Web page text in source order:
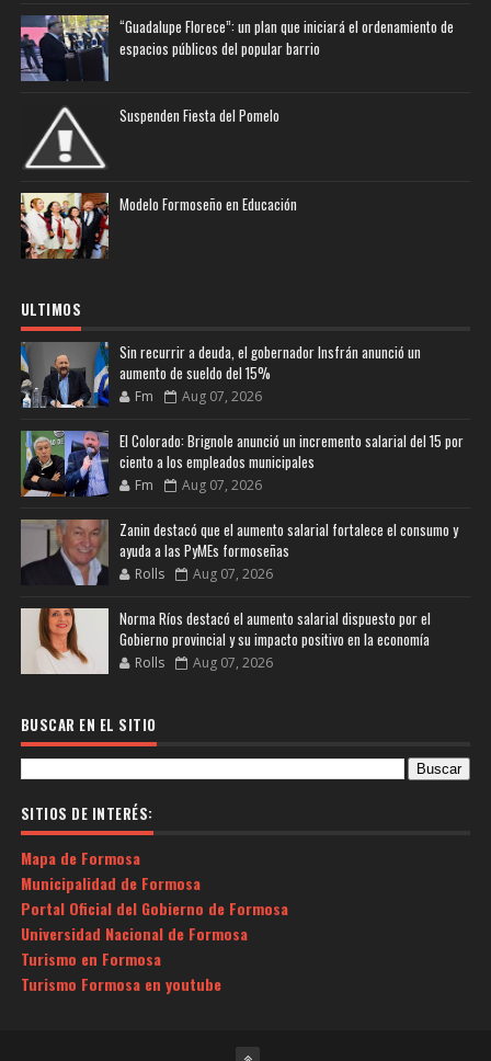
“Guadalupe Florece”: un plan que iniciará el ordenamiento de
espacios públicos del popular barrio
Suspenden Fiesta del Pomelo
Modelo Formoseño en Educación
ULTIMOS
Sin recurrir a deuda, el gobernador Insfrán anunció un
aumento de sueldo del 15%
Fm Aug 07, 2026
El Colorado: Brignole anunció un incremento salarial del 15 por
ciento a los empleados municipales
Fm Aug 07, 2026
Zanin destacó que el aumento salarial fortalece el consumo y
ayuda a las PyMEs formoseñas
Rolls Aug 07, 2026
Norma Ríos destacó el aumento salarial dispuesto por el
Gobierno provincial y su impacto positivo en la economía
Rolls Aug 07, 2026
BUSCAR EN EL SITIO
SITIOS DE INTERÉS:
Mapa de Formosa
Municipalidad de Formosa
Portal Oficial del Gobierno de Formosa
Universidad Nacional de Formosa
Turismo en Formosa
Turismo Formosa en youtube